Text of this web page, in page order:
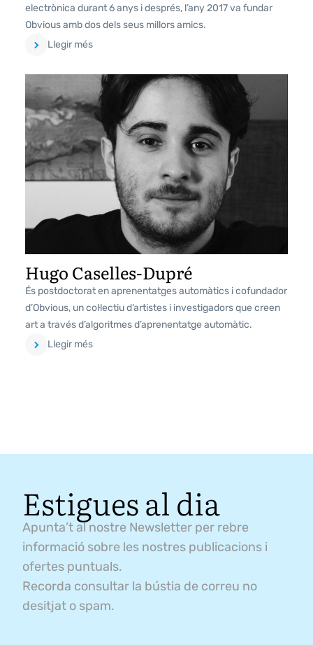
electrònica durant 6 anys i després, l’any 2017 va fundar
Obvious amb dos dels seus millors amics.
Llegir més
Hugo Caselles-Dupré
És postdoctorat en aprenentatges automàtics i cofundador
d’Obvious, un col·lectiu d’artistes i investigadors que creen
art a través d’algoritmes d’aprenentatge automàtic.
Llegir més
Estigues al dia
Apunta’t al nostre Newsletter per rebre
informació sobre les nostres publicacions i
ofertes puntuals.
Recorda consultar la bústia de correu no
desitjat o spam.